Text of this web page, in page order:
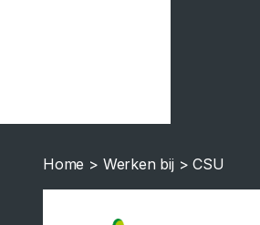
Home > Werken bij >CSU